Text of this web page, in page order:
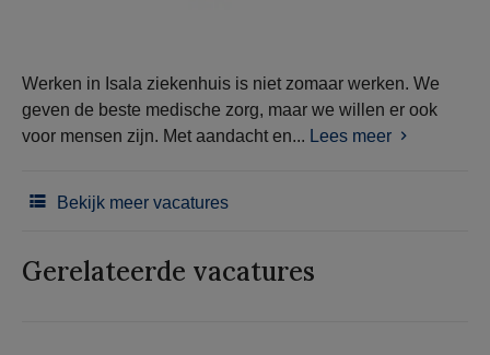
Werken in Isala ziekenhuis is niet zomaar werken. We
geven de beste medische zorg, maar we willen er ook
voor mensen zijn. Met aandacht en... Lees meer
Bekijk meer vacatures
Gerelateerde vacatures